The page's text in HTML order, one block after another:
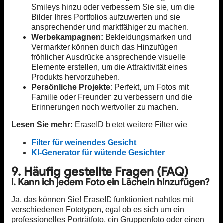
Smileys hinzu oder verbessern Sie sie, um die
Bilder Ihres Portfolios aufzuwerten und sie
ansprechender und marktfähiger zu machen.
Werbekampagnen: Bekleidungsmarken und
Vermarkter können durch das Hinzufügen
fröhlicher Ausdrücke ansprechende visuelle
Elemente erstellen, um die Attraktivität eines
Produkts hervorzuheben.
Persönliche Projekte: Perfekt, um Fotos mit
Familie oder Freunden zu verbessern und die
Erinnerungen noch wertvoller zu machen.
Lesen Sie mehr: EraseID bietet weitere Filter wie
Filter für weinendes Gesicht
KI-Generator für wütende Gesichter
9. Häufig gestellte Fragen (FAQ)
i. Kann ich jedem Foto ein Lächeln hinzufügen?
Ja, das können Sie! EraseID funktioniert nahtlos mit
verschiedenen Fototypen, egal ob es sich um ein
professionelles Porträtfoto, ein Gruppenfoto oder einen